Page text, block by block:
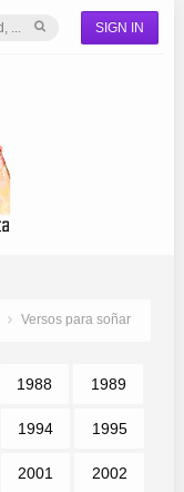
SIGN IN
Versos para soñar
1988 1989
1994 1995
2001 2002